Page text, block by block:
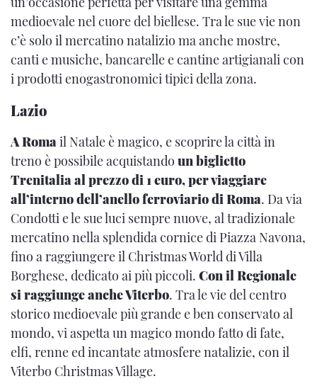
medioevale nel cuore del biellese. Tra le sue vie non
c’è solo il mercatino natalizio ma anche mostre,
canti e musiche, bancarelle e cantine artigianali con
i prodotti enogastronomici tipici della zona.
Lazio
A Roma il Natale è magico, e scoprire la città in
treno è possibile acquistando un biglietto
Trenitalia al prezzo di 1 euro, per viaggiare
all’interno dell’anello ferroviario di Roma. Da via
Condotti e le sue luci sempre nuove, al tradizionale
mercatino nella splendida cornice di Piazza Navona,
fino a raggiungere il Christmas World di Villa
Borghese, dedicato ai più piccoli. Con il Regionale
si raggiunge anche Viterbo. Tra le vie del centro
storico medioevale più grande e ben conservato al
mondo, vi aspetta un magico mondo fatto di fate,
elfi, renne ed incantate atmosfere natalizie, con il
Viterbo Christmas Village.